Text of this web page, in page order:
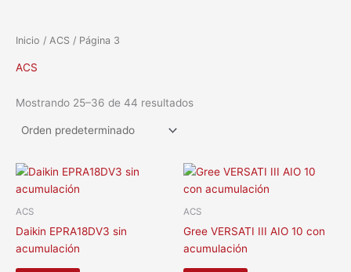
Inicio / ACS / Página 3
ACS
Mostrando 25–36 de 44 resultados
ACS
Daikin EPRA18DV3 sin
acumulación
ACS
Gree VERSATI III AIO 10 con
acumulación